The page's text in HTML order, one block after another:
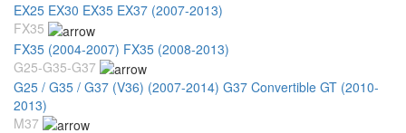
EX25 EX30 EX35 EX37 (2007-2013)
FX35
FX35 (2004-2007) FX35 (2008-2013)
G25-G35-G37
G25 / G35 / G37 (V36) (2007-2014) G37 Convertible GT (2010-
2013)
M37